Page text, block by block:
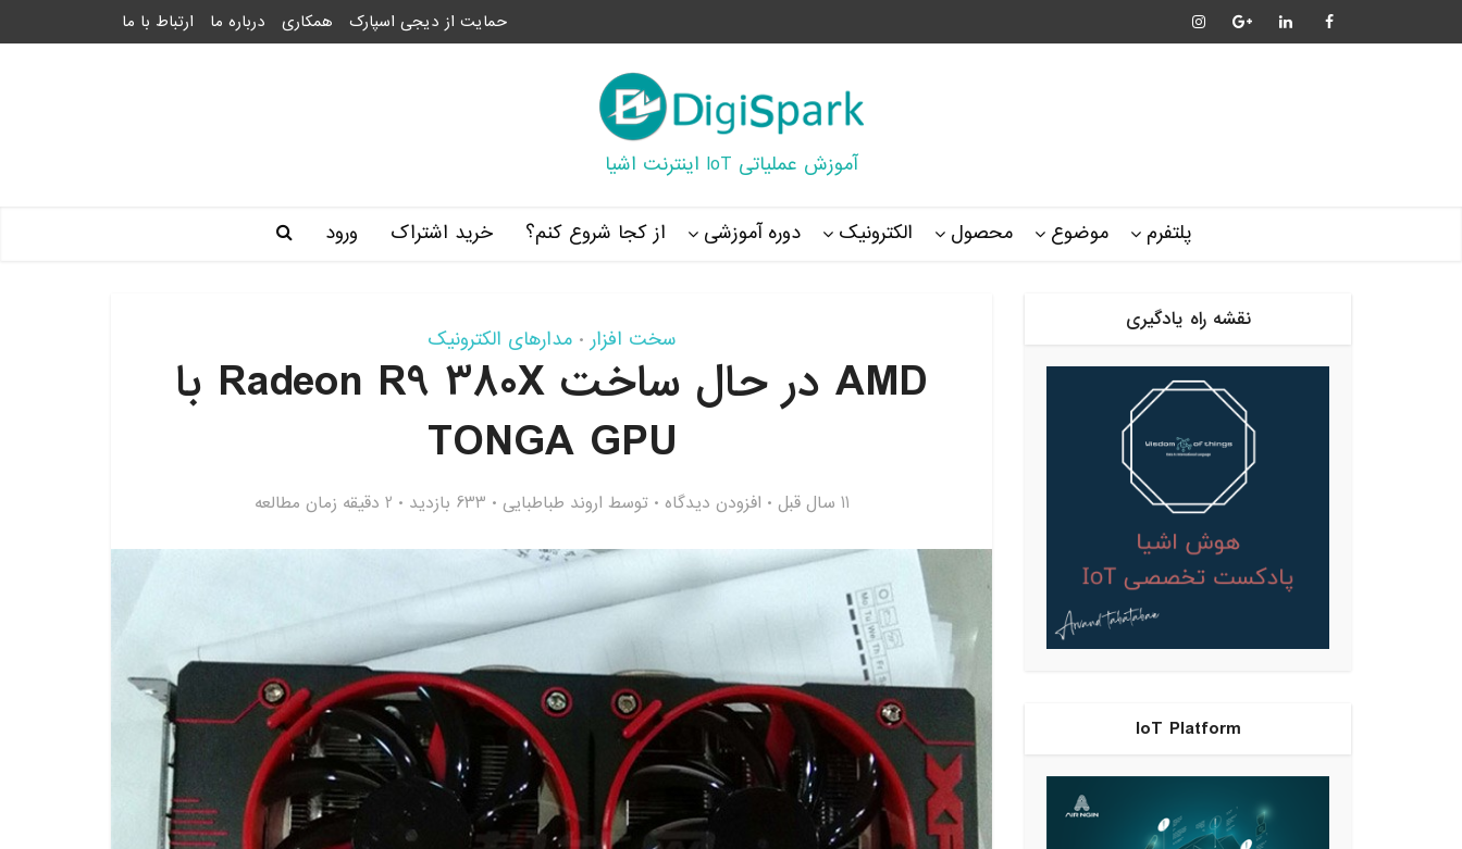
حمایت از دیجی اسپارک همکاری درباره ما ارتباط با ما
آموزش عملیاتی IoT اینترنت اشیا
پلتفرم موضوع محصول الکترونیک دوره آموزشی از کجا شروع کنم؟ خرید اشتراک ورود
سخت افزار • مدارهای الکترونیک
AMD در حال ساخت Radeon R9 380X با
TONGA GPU
11 سال قبل افزودن دیدگاه توسط اروند طباطبایی 633 بازدید 2 دقیقه زمان مطالعه
نقشه راه یادگیری
IoT Platform